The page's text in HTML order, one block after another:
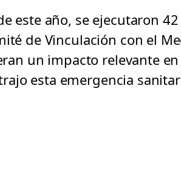
este año, se ejecutaron
de Vinculación con el
un impacto relevante
esta emergencia